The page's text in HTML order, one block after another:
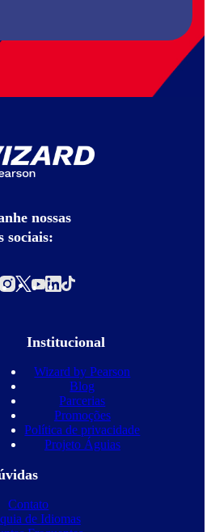
nossas
sociais:
Institucional
Wizard by Pearson
Blog
Parcerias
Promoções
Política de privacidade
Projeto Águias
Contato
de Idiomas